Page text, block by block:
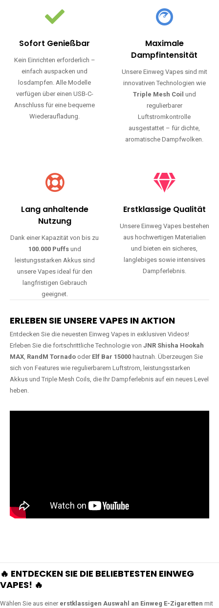
Sofort Genießbar
Kein Einrichten erforderlich –
einfach auspacken und
losdampfen. Alle Modelle
verfügen über einen USB-C-
Anschluss für eine bequeme
Wiederaufladung.
Maximale
Dampfintensität
Unsere Einweg Vapes sind mit
innovativen Technologien wie
Triple Mesh Coil und
regulierbarer
Luftstromkontrolle
ausgestattet – für dichte,
aromatische Dampfwolken.
Lang anhaltende
Nutzung
Dank einer Kapazität von bis zu
100.000 Puffsund
leistungsstarken Akkus sind
unsere Vapes ideal für den
langfristigen Gebrauch
geeignet.
Erstklassige Qualität
Unsere Einweg Vapes bestehen
aus hochwertigen Materialien
und bieten ein sicheres,
langlebiges sowie intensives
Dampferlebnis.
ERLEBEN SIE UNSERE VAPES IN AKTION
Entdecken Sie die neuesten Einweg Vapes in exklusiven Videos!
Erleben Sie die fortschrittliche Technologie von JNR Shisha Hookah
MAX, RandM Tornado oder Elf Bar 15000 hautnah. Überzeugen Sie
sich von Features wie regulierbarem Luftstrom, leistungsstarken
Akkus und Triple Mesh Coils, die Ihr Dampferlebnis auf ein neues Level
heben.
🔥 ENTDECKEN SIE DIE BELIEBTESTEN EINWEG
VAPES! 🔥
Wählen Sie aus einer erstklassigen Auswahl an Einweg E-Zigaretten mit